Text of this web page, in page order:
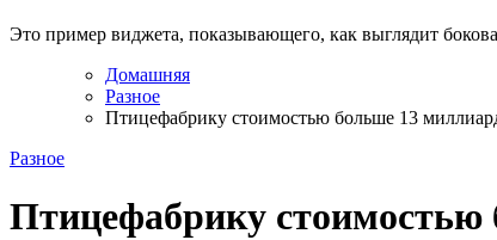
Это пример виджета, показывающего, как выглядит
Домашняя
Разное
Птицефабрику стоимостью больше 13
Разное
Птицефабрику стоимостью